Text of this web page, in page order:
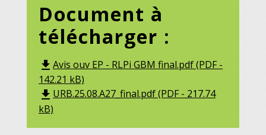
Document à
télécharger :
file_download Avis ouv EP - RLPi GBM final.pdf (PDF -
142.21 kB)
file_download URB.25.08.A27_final.pdf (PDF - 217.74
kB)